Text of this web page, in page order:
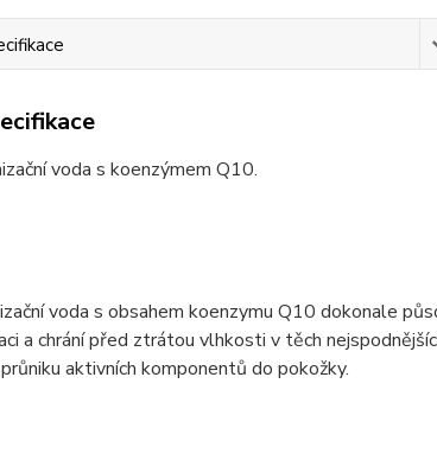
voda s koenzýmem Q10.
voda s obsahem koenzymu Q10 dokonale
a chrání před ztrátou vlhkosti v těch
aktivních komponentů do pokožky.